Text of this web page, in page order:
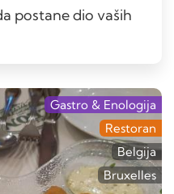
postane dio vaših
Gastro & Enologija
Restoran
Belgija
Bruxelles